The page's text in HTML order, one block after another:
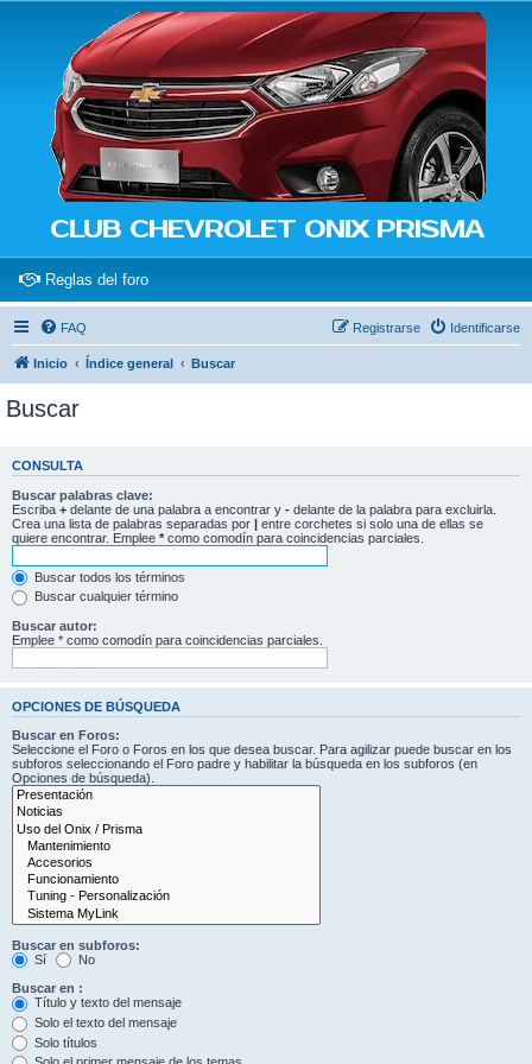
CLUB CHEVROLET ONIX PRISMA
Reglas del foro(Opens a new tab)
FAQ Identificarse
Registrarse
Inicio Índice general Buscar
Buscar
CONSULTA
Buscar palabras clave:
Escriba + delante de una palabra a encontrar y - delante de la palabra para excluirla.
Crea una lista de palabras separadas por | entre corchetes si solo una de ellas se
quiere encontrar. Emplee * como comodín para coincidencias parciales.
Buscar todos los términos
Buscar cualquier término
Buscar autor:
Emplee * como comodín para coincidencias parciales.
OPCIONES DE BÚSQUEDA
Buscar en Foros:
Seleccione el Foro o Foros en los que desea buscar. Para agilizar puede buscar en los
subforos seleccionando el Foro padre y habilitar la búsqueda en los subforos (en
Opciones de búsqueda).
Buscar en subforos:
Sí
No
Buscar en :
Título y texto del mensaje
Solo el texto del mensaje
Solo títulos